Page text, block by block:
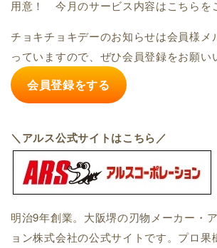
用意！ 今月のサービス内容はこちらを
チョキチョキデーのお知らせは会員様メ
っていますので、ぜひ会員登録をお願い
会員登録をする
＼アルス公式サイトはこちら／
明治9年創業。大阪堺の刃物メーカー・
ョン株式会社の公式サイトです。プロ果